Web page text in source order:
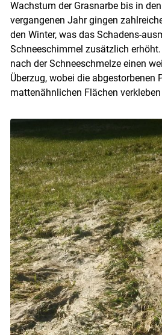
Wachstum der Grasnarbe bis in
vergangenen Jahr gingen
den Winter, was das Schadens-
Schneeschimmel zusätzlich
nach der Schneeschmelze einen
Überzug, wobei die abgestorbenen
mattenähnlichen Flächen